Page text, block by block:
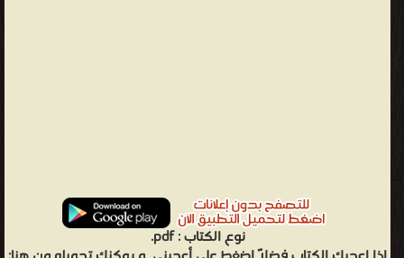
نوع الكتاب :pdf.